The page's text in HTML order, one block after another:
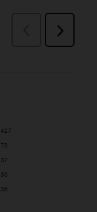
427
73
37
35
36